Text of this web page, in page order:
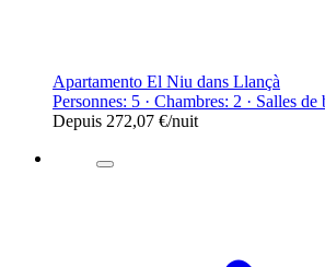
Apartamento El Niu dans Llançà
Personnes: 5 · Chambres: 2 · Salles de
Depuis 272,07 €/nuit